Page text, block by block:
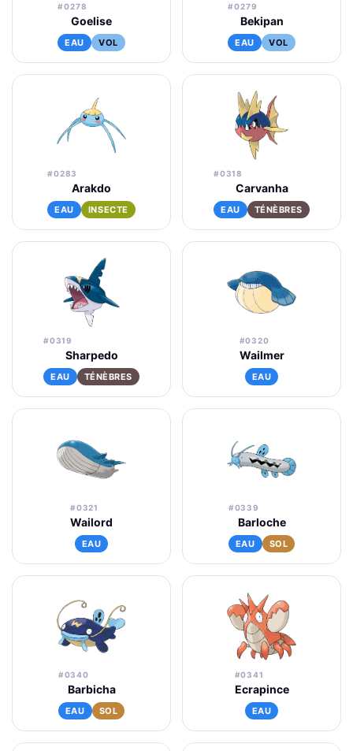
#0278
Goelise
EAU VOL
#0279
Bekipan
EAU VOL
#0283
Arakdo
EAU INSECTE
#0318
Carvanha
EAU TÉNÈBRES
#0319
Sharpedo
EAU TÉNÈBRES
#0320
Wailmer
EAU
#0321
Wailord
EAU
#0339
Barloche
EAU SOL
#0340
Barbicha
EAU SOL
#0341
Ecrapince
EAU